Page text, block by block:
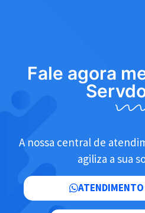
Fale agora
A nossa central de
agiliza a sua